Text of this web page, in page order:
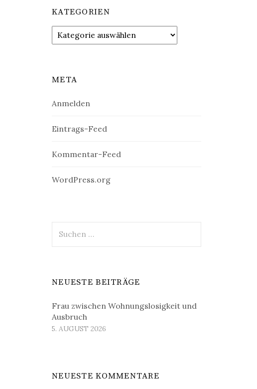
KATEGORIEN
Kategorien
META
Anmelden
Eintrags-Feed
Kommentar-Feed
WordPress.org
nach:
NEUESTE BEITRÄGE
Frau zwischen Wohnungslosigkeit und
Ausbruch
5. AUGUST 2026
NEUESTE KOMMENTARE